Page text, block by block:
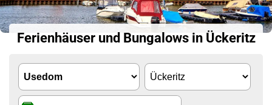
Ferienhäuser und Bungalows in Ückeritz